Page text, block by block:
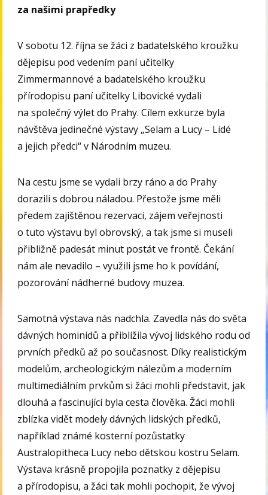
za našimi prapředky
V sobotu 12. října se žáci z badatelského kroužku
dějepisu pod vedením paní učitelky
Zimmermannové a badatelského kroužku
přírodopisu paní učitelky Libovické vydali
na společný výlet do Prahy. Cílem exkurze byla
návštěva jedinečné výstavy „Selam a Lucy – Lidé
a jejich předci“ v Národním muzeu.
Na cestu jsme se vydali brzy ráno a do Prahy
dorazili s dobrou náladou. Přestože jsme měli
předem zajištěnou rezervaci, zájem veřejnosti
o tuto výstavu byl obrovský, a tak jsme si museli
přibližně padesát minut postát ve frontě. Čekání
nám ale nevadilo – využili jsme ho k povídání,
pozorování nádherné budovy muzea.
Samotná výstava nás nadchla. Zavedla nás do světa
dávných hominidů a přiblížila vývoj lidského rodu od
prvních předků až po současnost. Díky realistickým
modelům, archeologickým nálezům a moderním
multimediálním prvkům si žáci mohli představit, jak
dlouhá a fascinující byla cesta člověka. Žáci mohli
zblízka vidět modely dávných lidských předků,
například známé kosterní pozůstatky
Australopitheca Lucy nebo dětskou kostru Selam.
Výstava krásně propojila poznatky z dějepisu
a přírodopisu, a žáci tak mohli pochopit, že vývoj